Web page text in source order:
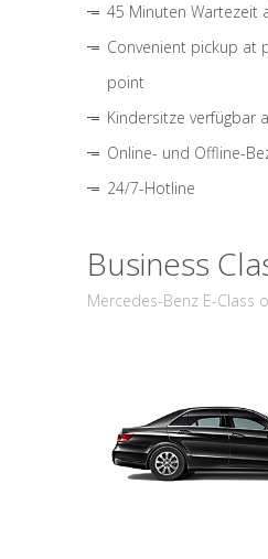
45 Minuten Wartezeit
Convenient pickup at
point
Kindersitze verfügbar
Online- und Offline-
24/7-Hotline
Business
Mercedes-Benz E-Class